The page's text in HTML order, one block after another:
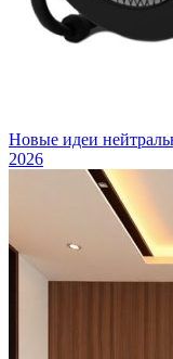
Новые идеи
2026